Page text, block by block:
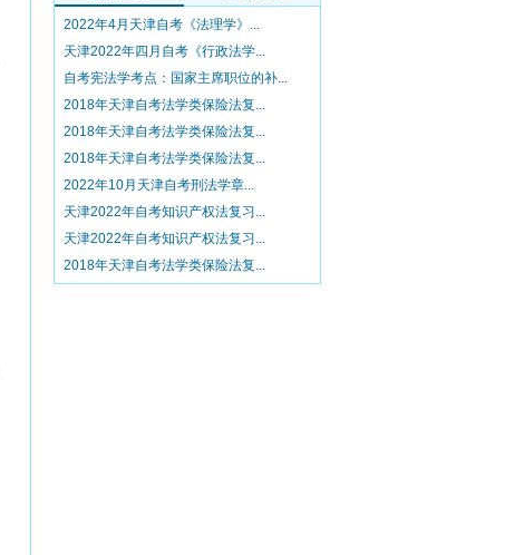
2022年4月天津自考《法理学》...
天津2022年四月自考《行政法学...
自考宪法学考点：国家主席职位的补...
2018年天津自考法学类保险法复...
2018年天津自考法学类保险法复...
2018年天津自考法学类保险法复...
2022年10月天津自考刑法学章...
天津2022年自考知识产权法复习...
天津2022年自考知识产权法复习...
2018年天津自考法学类保险法复...